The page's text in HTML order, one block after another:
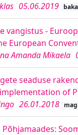
05.06.2019
vangistus -
European
Amanda Mikaela
seaduse
of
26.01.2018
Põhjamaades: